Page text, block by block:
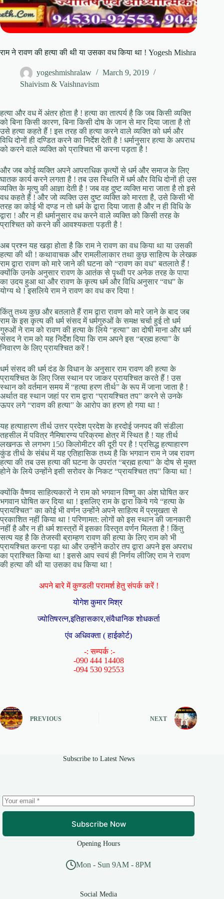
राम ने रावण की हत्या की थी या उसका वध किया था ! Yogesh Mishra
yogeshmishralaw
March 9, 2019
Shaivism & Vaishnavism
हत्या और वध में अंतर होता है ! हत्या का तात्पर्य है कि जब किसी व्यक्ति
को बिना किसी कारण, बिना किसी दोष के जान से मार दिया जाता है तो
उसे हत्या कहते हैं ! इस तरह की हत्या करने वाले व्यक्ति को धर्म और
विधि दोनों ही दण्डित करने का निर्देश देती है ! धर्मानुसार हत्या के अपराध
को करने वाले व्यक्ति को प्राश्चित भी करना पड़ता है !
और जब कोई व्यक्ति अपने आपराधिक कृत्यों से धर्म और समाज के लिए
घातक कार्य करने लगता है ! तब उस स्थिति में धर्म और विधि दोनों ही उस
व्यक्ति के मृत्यु की आज्ञा देती है ! जब वह दुष्ट व्यक्ति मारा जाता है तो इसे
वध कहते हैं ! और जो व्यक्ति उस दुष्ट व्यक्ति को मारता है, उसे किसी भी
तरह का कोई भी दण्ड न तो धर्म के द्वारा दिया जाता है और न ही विधि के
द्वारा ! और न ही धर्मानुसार वध करने वाले व्यक्ति को किसी तरह के
प्राश्चित को करने की आवश्यकता पड़ती है !
अब प्रश्न यह खड़ा होता है कि राम ने रावण का वध किया था या उसकी
हत्या की थी ! कथावाचक और रामलीलाकार तथा कुछ साहित्य के लेखक
राम द्वारा रावण को मारे जाने की घटना को “रावण का वध” बतलाते हैं !
क्योंकि उनके अनुसार रावण के आतंक से पृथ्वी पर अनेक तरह के पापा
का उदय हुआ था और रावण के कृत्य धर्म और विधि अनुसार “वध” के
योग्य थे ! इसलिये राम ने रावण का वध कर दिया !
किंतु तथ्य कुछ और बतलाते हैं राम द्वारा रावण को मारे जाने के बाद जब
राम के इस कृत्य की धर्म संसद में धर्मगुरुओं के समक्ष चर्चा हुई तो धर्म
गुरुओं ने राम को रावण की हत्या के लिये “हत्या” का दोषी माना और धर्म
संसद ने राम को यह निर्देश दिया कि राम अपने इस “ब्रह्म हत्या” के
निवारण के लिए प्रायश्चित करें !
धर्म संसद की धर्म दंड के विधान के अनुसार राम रावण की हत्या के
प्रायश्चित के लिए जिस स्थान पर जाकर प्रायश्चित करते हैं ! उस
स्थान को वर्तमान समय में “हत्या हरण तीर्थ” के रूप में जाना जाता है !
अर्थात वह स्थान जहां पर राम द्वारा “प्रायश्चित तप” करने से उनके
ऊपर लगे “रावण की हत्या” के आरोप का हरण हो गया था !
यह हत्याहारण तीर्थ उत्तर प्रदेश प्रदेश के हरदोई जनपद की संडीला
तहसील में पवित्र नैमिषारण्य परिक्रमा क्षेत्र में स्थित है ! यह तीर्थ
लखनऊ से लगभग 150 किलोमीटर की दूरी पर है ! प्रसिद्ध हत्याहारण
कुंड तीर्थ के संबंध में यह एतिहासिक तथ्य है कि भगवान राम ने जब रावण
हत्या की तब उस हत्या की घटना के उपरांत “ब्रह्म हत्या” के दोष से मुक्त
होने के लिये उन्होंने इसी सरोवर के निकट “प्रायश्चित तप” किया था !
क्योंकि वैष्णव साहित्यकारों ने राम को भगवान विष्णु का अंश घोषित कर
भगवान घोषित कर दिया था ! इसलिए राम के द्वारा किये गये “हत्या के
प्रायश्चित” का कोई भी वर्णन उन्होंने अपने साहित्य में प्रमुखता से
प्रकाशित नहीं किया था ! परिणामत: लोगों को इस स्थान की जानकारी
नहीं है और न ही धर्म शास्त्रों में इसका विस्तृत वर्णन मिलता है ! किंतु
सत्य यह है कि तेजस्वी ब्राम्हण रावण की हत्या के लिए राम को भी
प्रायश्चित करना पड़ा था और उन्होंने कठोर तप द्वारा अपने इस अपराध
का प्राश्चित किया था ! इससे आप स्वयं ही निर्णय लीजिए राम ने रावण
की हत्या की थी या उसका वध किया था !
अपने बारे में कुण्डली परामर्श हेतु संपर्क करें !
योगेश कुमार मिश्र
ज्योतिषरत्न,इतिहासकार,संवैधानिक शोधकर्ता
एंव अधिवक्ता ( हाईकोर्ट)
-: सम्पर्क :-
-090 444 14408
-094 530 92553
PREVIOUS NEXT
Subscribe to Latest News
Subscribe Now
Opening Hours
Mon - Sun 9AM - 8PM
Social Media